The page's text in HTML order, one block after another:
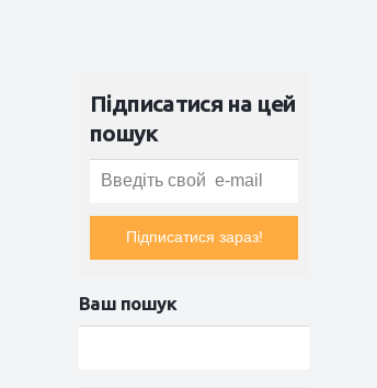
Підписатися на цей
пошук
Підписатися зараз!
Ваш пошук